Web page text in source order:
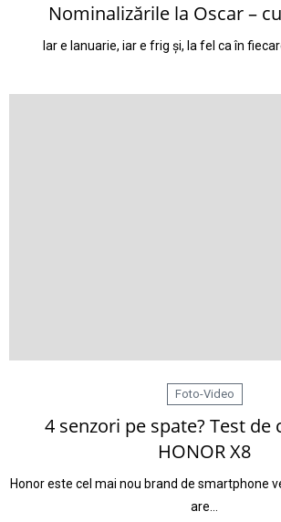
Nominalizările la Oscar –
Iar e Ianuarie, iar e frig și, la fel ca în
Foto-Video
4 senzori pe spate? Test de
HONOR X8
Honor este cel mai nou brand de smartphone
are…